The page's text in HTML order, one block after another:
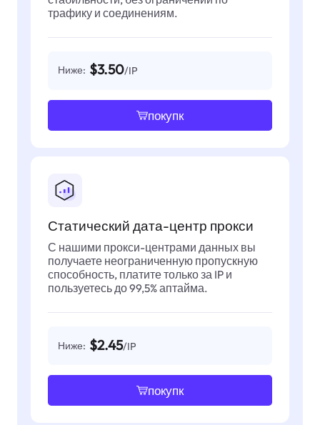
трафику и соединениям.
Ниже: $3.50/IP
покупк
Статический дата-центр прокси
С нашими прокси-центрами данных вы
получаете неограниченную пропускную
способность, платите только за IP и
пользуетесь до 99,5% аптайма.
Ниже: $2.45/IP
покупк